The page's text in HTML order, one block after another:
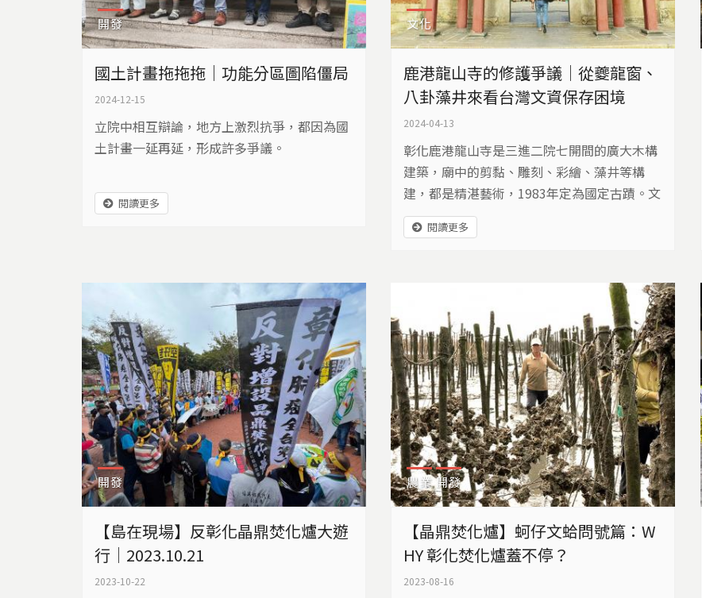
開發
國土計畫拖拖拖｜功能分區圖陷僵局
2024-12-15
立院中相互辯論，地方上激烈抗爭，都因為國
土計畫一延再延，形成許多爭議。
閱讀更多
文化
鹿港龍山寺的修護爭議｜從夔龍窗、
八卦藻井來看台灣文資保存困境
2024-04-13
彰化鹿港龍山寺是三進二院七開間的廣大木構
建築，廟中的剪黏、雕刻、彩繪、藻井等構
建，都是精湛藝術，1983年定為國定古蹟。文
化部規劃進行修護時，卻在彩繪修復施作，修
得太新，引發爭議，形成文資大論戰。
閱讀更多
開發
【島在現場】反彰化晶鼎焚化爐大遊
行｜2023.10.21
2023-10-22
農業 開發
【晶鼎焚化爐】蚵仔文蛤問號篇：W
HY 彰化焚化爐蓋不停？
2023-08-16